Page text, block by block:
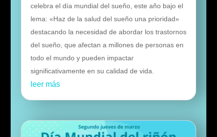
celebra el día mundial del sueño, este año bajo el
lema: «Haz de la salud del sueño una prioridad»
destacando la necesidad de abordar los trastornos
del sueño, que afectan a millones de personas en
todo el mundo y pueden impactar
significativamente en su calidad de vida.
leer más